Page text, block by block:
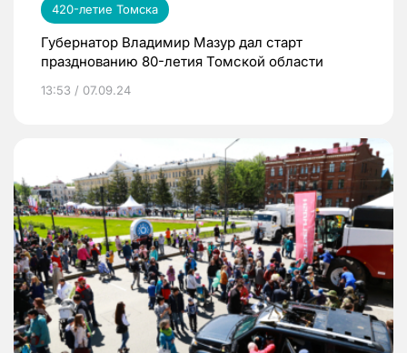
420-летие Томска
Губернатор Владимир Мазур дал старт
празднованию 80-летия Томской области
13:53 / 07.09.24